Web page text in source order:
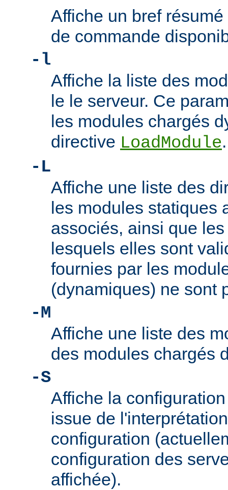
Affiche un bref
de commande
-l
Affiche la liste des
le le serveur. Ce
les modules chargés
directive LoadModule.
-L
Affiche une liste des
les modules statiques
associés, ainsi que
lesquels elles sont
fournies par les
(dynamiques) ne sont
-M
Affiche une liste des
des modules chargés
-S
Affiche la
issue de
configuration
configuration des
affichée).